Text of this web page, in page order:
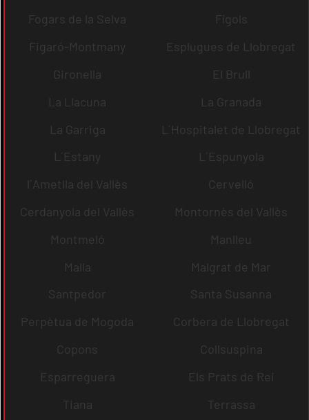
Fogars de la Selva
Fígols
Figaró-Montmany
Esplugues de Llobregat
Gironella
El Brull
La Llacuna
La Granada
La Garriga
L´Hospitalet de Llobregat
L´Estany
L´Espunyola
l´Ametlla del Vallès
Cervelló
Cerdanyola del Vallès
Montornès del Vallès
Montmeló
Manlleu
Malla
Malgrat de Mar
Santpedor
Santa Susanna
Perpètua de Mogoda
Corbera de Llobregat
Copons
Collsuspina
Esparreguera
Els Prats de Rei
Tiana
Terrassa